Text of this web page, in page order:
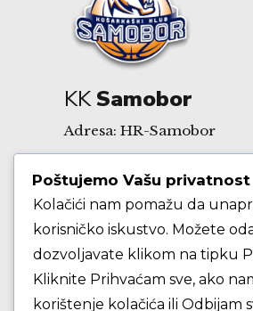
KKSamobor
Adresa: HR-Samobor
Andrije Hebranga 26A
E-mail:
Poštujemo Vašu privatnost
Kolačići nam pomažu da
korisničko iskustvo. Možete
dozvoljavate klikom na tipku
Kliknite Prihvaćam sve, ako
korištenje kolačića ili Odbijam